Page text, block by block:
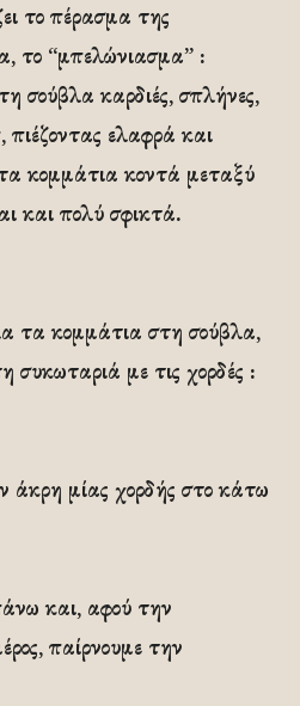
το πέρασμα της
το “μπελώνιασμα” :
σούβλα καρδιές, σπλήνες,
ελαφρά και
κομμάτια κοντά μεταξύ
και πολύ σφικτά.
τα κομμάτια στη σούβλα,
συκωταριά με τις χορδές :
άκρη μίας χορδής στο κάτω
και, αφού την
παίρνουμε την